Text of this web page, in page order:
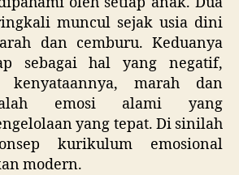
muncul sejak usia dini
dan cemburu. Keduanya
sebagai hal yang negatif,
kenyataannya, marah dan
emosi alami yang
yang tepat. Di sinilah
kurikulum emosional
modern.